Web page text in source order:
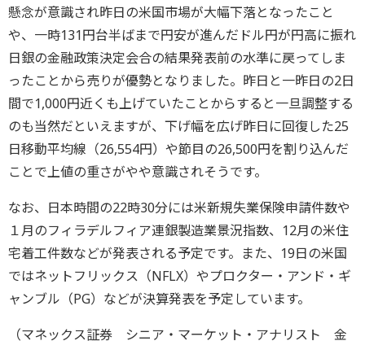
懸念が意識され昨日の米国市場が大幅下落となったこと
や、一時131円台半ばまで円安が進んだドル円が円高に振れ
日銀の金融政策決定会合の結果発表前の水準に戻ってしま
ったことから売りが優勢となりました。昨日と一昨日の2日
間で1,000円近くも上げていたことからすると一旦調整する
のも当然だといえますが、下げ幅を広げ昨日に回復した25
日移動平均線（26,554円）や節目の26,500円を割り込んだ
ことで上値の重さがやや意識されそうです。
なお、日本時間の22時30分には米新規失業保険申請件数や
１月のフィラデルフィア連銀製造業景況指数、12月の米住
宅着工件数などが発表される予定です。また、19日の米国
ではネットフリックス（NFLX）やプロクター・アンド・ギ
ャンブル（PG）などが決算発表を予定しています。
（マネックス証券 シニア・マーケット・アナリスト 金